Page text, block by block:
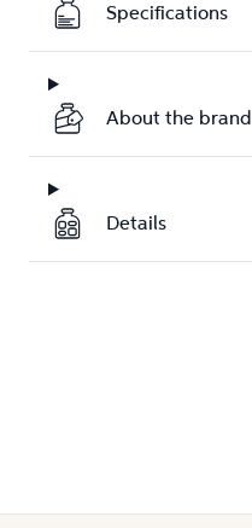
Specifications
About the brand
Details